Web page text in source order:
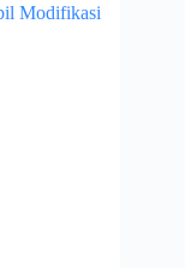
Modifikasi